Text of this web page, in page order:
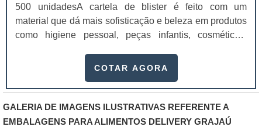
500 unidadesA cartela de blister é feito com um
material que dá mais sofisticação e beleza em produtos
como higiene pessoal, peças infantis, cosméticos,
shop, componentes eletrônicos, entre outros. Antes de
empresa de confiança e que garanta qualidade na
produção das embalagens.Essas cartelas são
produzidas em diversos materiais, como papel, couche,
COTAR AGORA
GALERIA DE IMAGENS ILUSTRATIVAS REFERENTE A
EMBALAGENS PARA ALIMENTOS DELIVERY GRAJAÚ